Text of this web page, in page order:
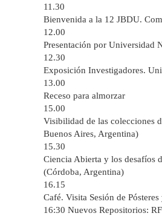
11.30
Bienvenida a la 12 JBDU.
12.00
Presentación por Universidad
12.30
Exposición Investigadores.
13.00
Receso para almorzar
15.00
Visibilidad de las colecciones
Buenos Aires, Argentina)
15.30
Ciencia Abierta y los desafíos
(Córdoba, Argentina)
16.15
Café. Visita Sesión de
16:30 Nuevos Repositorios: